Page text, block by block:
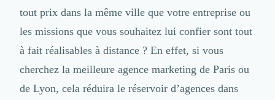
tout prix dans la même ville que votre entreprise ou
les missions que vous souhaitez lui confier sont tout
à fait réalisables à distance ? En effet, si vous
cherchez la meilleure agence marketing de Paris ou
de Lyon, cela réduira le réservoir d’agences dans